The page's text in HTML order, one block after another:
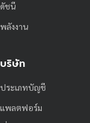
ดัชนี
พลังงาน
บริษัท
ประเภทบัญชี
แพลตฟอร์ม